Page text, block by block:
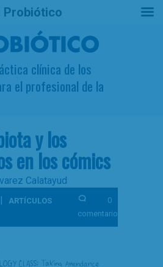
clínica de los
el profesional de la
y los
en los cómics
Calatayud
| ARTÍCULOS
0
comentarios
Probiótico